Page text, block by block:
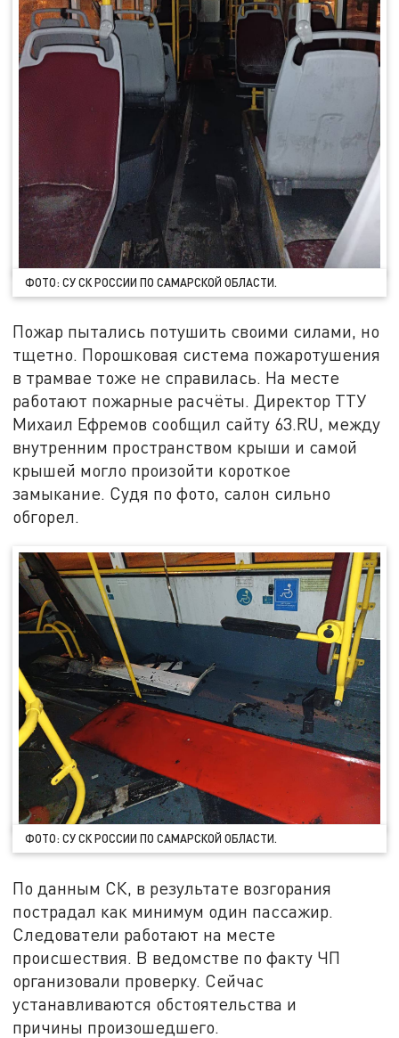
ФОТО: СУ СК РОССИИ ПО САМАРСКОЙ ОБЛАСТИ.
Пожар пытались потушить своими силами, но
тщетно. Порошковая система пожаротушения
в трамвае тоже не справилась. На месте
работают пожарные расчёты. Директор ТТУ
Михаил Ефремов сообщил сайту 63.RU, между
внутренним пространством крыши и самой
крышей могло произойти короткое
замыкание. Судя по фото, салон сильно
обгорел.
ФОТО: СУ СК РОССИИ ПО САМАРСКОЙ ОБЛАСТИ.
По данным СК, в результате возгорания
пострадал как минимум один пассажир.
Следователи работают на месте
происшествия. В ведомстве по факту ЧП
организовали проверку. Сейчас
устанавливаются обстоятельства и
причины произошедшего.